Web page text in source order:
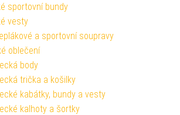
sportovní bundy
vesty
a sportovní soupravy
oblečení
body
trička a košilky
kabátky, bundy a vesty
kalhoty a šortky